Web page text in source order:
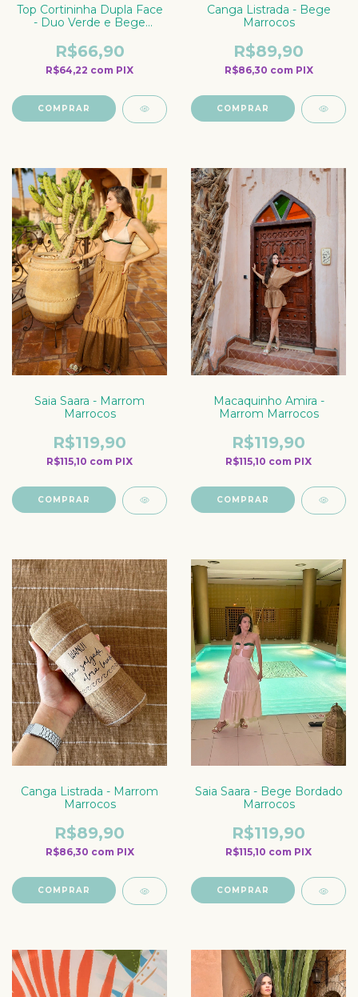
Top Cortininha Dupla Face
- Duo Verde e Bege
R$66,90
R$64,22 com PIX
COMPRAR
Canga Listrada - Bege
Marrocos
R$89,90
R$86,30 com PIX
COMPRAR
Saia Saara - Marrom
Marrocos
R$119,90
R$115,10 com PIX
COMPRAR
Macaquinho Amira -
Marrom Marrocos
R$119,90
R$115,10 com PIX
COMPRAR
Canga Listrada - Marrom
Marrocos
R$89,90
R$86,30 com PIX
COMPRAR
Saia Saara - Bege Bordado
Marrocos
R$119,90
R$115,10 com PIX
COMPRAR